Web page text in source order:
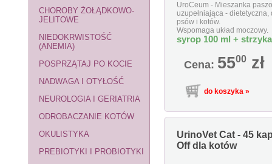
CHOROBY ŻOŁĄDKOWO-
JELITOWE
NIEDOKRWISTOŚĆ
(ANEMIA)
POSPRZĄTAJ PO KOCIE
NADWAGA I OTYŁOŚĆ
NEUROLOGIA I GERIATRIA
ODROBACZANIE KOTÓW
OKULISTYKA
PREBIOTYKI I PROBIOTYKI
UroCeum - Mieszanka
uzupełniająca - dietetyczna,
psów i kotów.
Wspomaga układ moczowy.
syrop 100 ml +
Cena: 5500zł
UrinoVet Cat - 45
Off dla kotów